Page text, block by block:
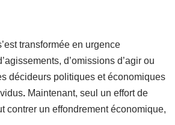
transformée en urgence
d’omissions d’agir ou
décideurs politiques et économiques
. Maintenant, seul un effort de
contrer un effondrement économique,